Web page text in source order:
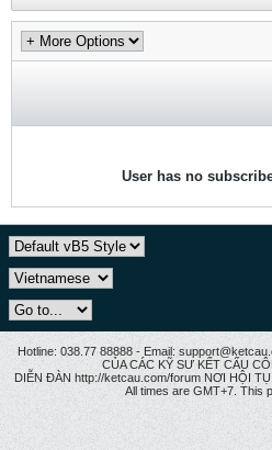
User has no
Hotline: 038.77 88888 - Email:
CỦA CÁC KỸ SƯ KẾT CẤU
DIỄN ĐÀN http://ketcau.com/forum NƠI HỘI
All times are GMT+7. This